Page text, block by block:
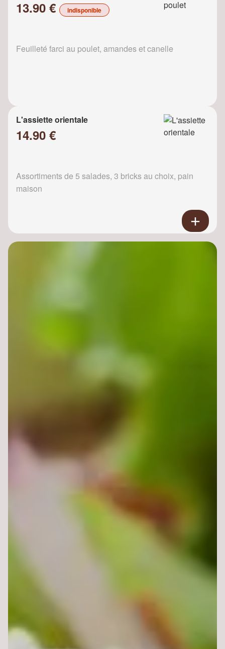
13.90 € indisponible
Feuilleté farci au poulet, amandes et canelle
L'assiette orientale
14.90 €
Assortiments de 5 salades, 3 bricks au choix, pain
maison